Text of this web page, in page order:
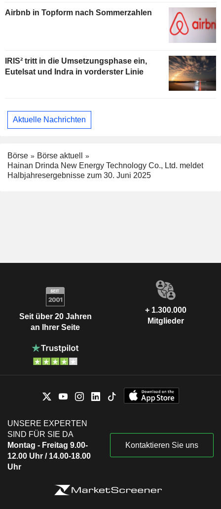
Airbnb in Topform nach Sommerzahlen
IRIS² tritt in die Umsetzungsphase ein,
Eutelsat und Indra in vorderster Linie
Aktuelle Nachrichten
Börse
Börse aktuell
Hainan Drinda New Energy Technology Co., Ltd. meldet
Halbjahresergebnisse zum 30. Juni 2025
Seit über 20 Jahren
an Ihrer Seite
+ 1.300.000
Mitglieder
UNSERE EXPERTEN
SIND FÜR SIE DA
Montag - Freitag 9.00-
12.00 Uhr / 14.00-18.00
Uhr
Kontaktieren Sie uns